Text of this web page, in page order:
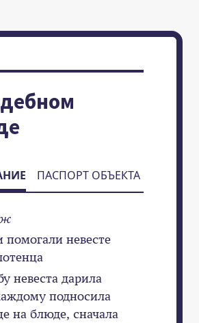
ПАСПОРТ ОБЪЕКТА
помогали невесте
невеста дарила
подносила
на блюде, сначала